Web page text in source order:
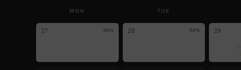
MON TUE
27 96% 28 99% 29